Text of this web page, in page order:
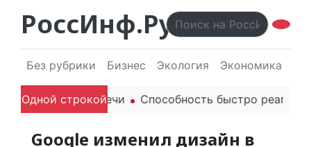
РоссИнф.Ру
Без рубрики Бизнес Экология Экономика
Одной строкой
родителей в речи Способность быстро
Google изменил дизайн в